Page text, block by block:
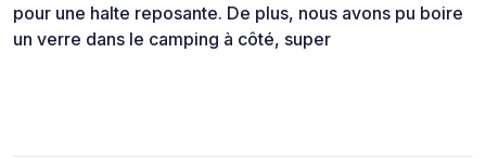
pour une halte reposante. De plus, nous avons pu boire
un verre dans le camping à côté, super